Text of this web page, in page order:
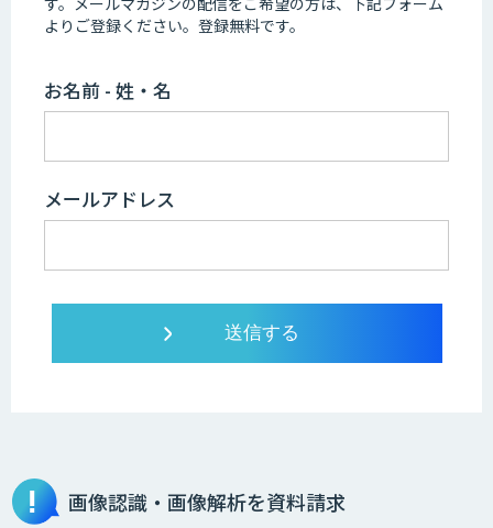
よりご登録ください。登録無料です。
お名前 - 姓・名
メールアドレス
画像認識・画像解析を資料請求